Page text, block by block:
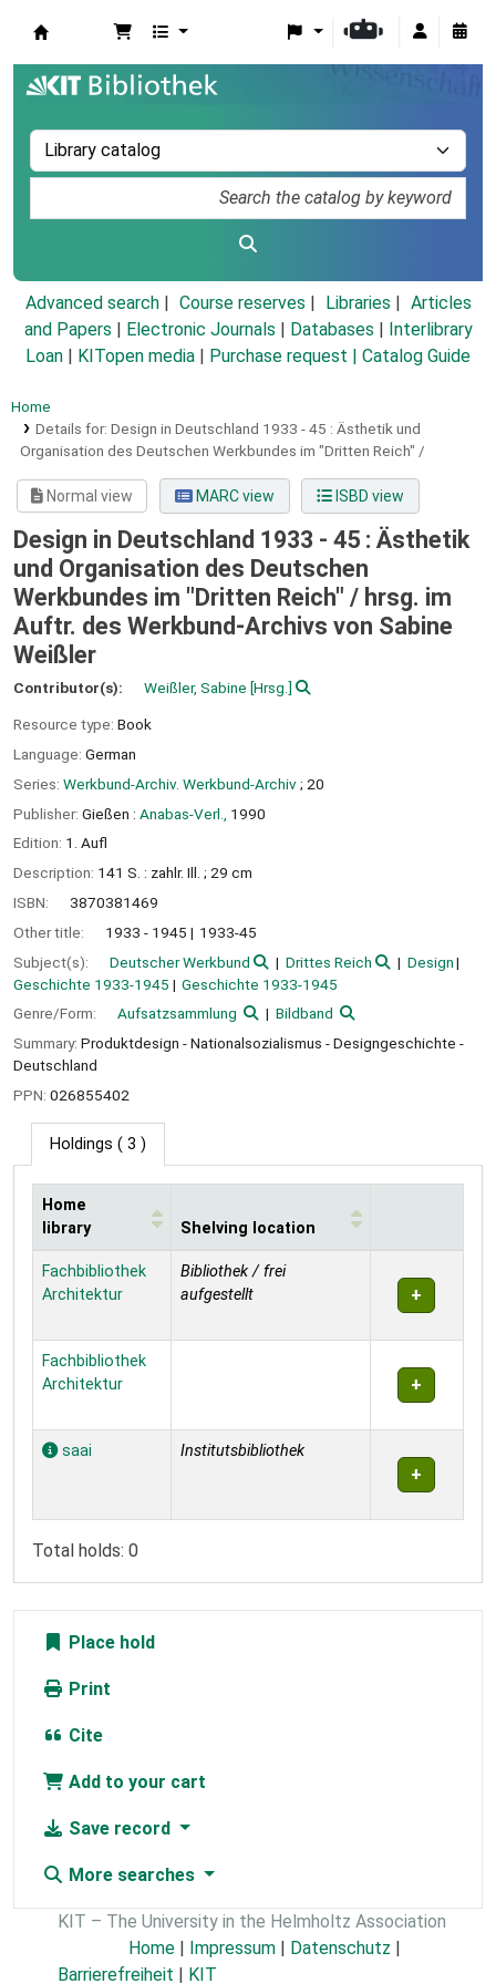
Advanced search Course reserves Libraries
Articles
and Papers
Electronic Journals Databases
Interlibrary
Loan
KITopen media Purchase request | Catalog Guide
Home
Details for: Design in Deutschland 1933 - 45 : Ästhetik und
Organisation des Deutschen Werkbundes im "Dritten Reich" /
Normal view MARC view ISBD view
Design in Deutschland 1933 - 45 : Ästhetik
und Organisation des Deutschen
Werkbundes im "Dritten Reich" / hrsg. im
Auftr. des Werkbund-Archivs von Sabine
Weißler
Contributor(s): Weißler, Sabine [Hrsg.]
Resource type: Book
Language: German
Series: Werkbund-Archiv. Werkbund-Archiv; 20
Publisher: Gießen : Anabas-Verl.,
1990
Edition: 1. Aufl
Description: 141 S. : zahlr. Ill. ; 29 cm
ISBN:
3870381469
Other title:
1933 - 1945
1933-45
Subject(s):
Deutscher Werkbund Drittes Reich
Design
Geschichte 1933-1945
Geschichte 1933-1945
Genre/Form:
Aufsatzsammlung
Bildband
Summary: Produktdesign - Nationalsozialismus - Designgeschichte -
Deutschland
PPN: 026855402
Holdings ( 3 )
Holdings
Home
library
Shelving location
Fachbibliothek
Architektur
Bibliothek / frei
aufgestellt
Fachbibliothek
Architektur
saai Institutsbibliothek
Total holds: 0
Place hold
Print
Cite
Add to your cart
Save record
More searches
KIT – The University in the Helmholtz Association
Home | Impressum | Datenschutz |
Barrierefreiheit | KIT